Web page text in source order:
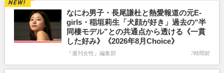
なにわ男子・長尾謙杜と熱愛報道の元E-
girls・稲垣莉生「犬顔が好き」過去の“半
同棲モデル”との共通点から透ける《一貫
した好み》《2026年8月Choice》
『週刊女性』編集部 7時間前